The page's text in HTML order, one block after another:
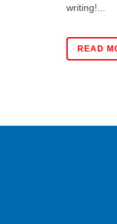
writing!...
READ